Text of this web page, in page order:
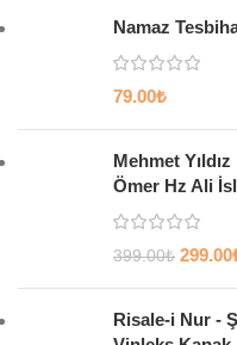
Namaz
79.00₺
Mehmet
Ömer Hz Ali
399.00₺ 299.00
Risale-i Nur -